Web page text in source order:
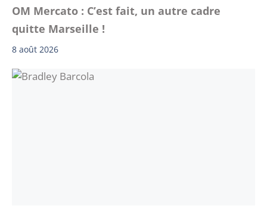
OM Mercato : C’est fait, un autre cadre
quitte Marseille !
8 août 2026